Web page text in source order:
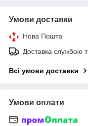
Умови доставки
Нова Пошта
Доставка службою
Всі умови доставки
Умови оплати